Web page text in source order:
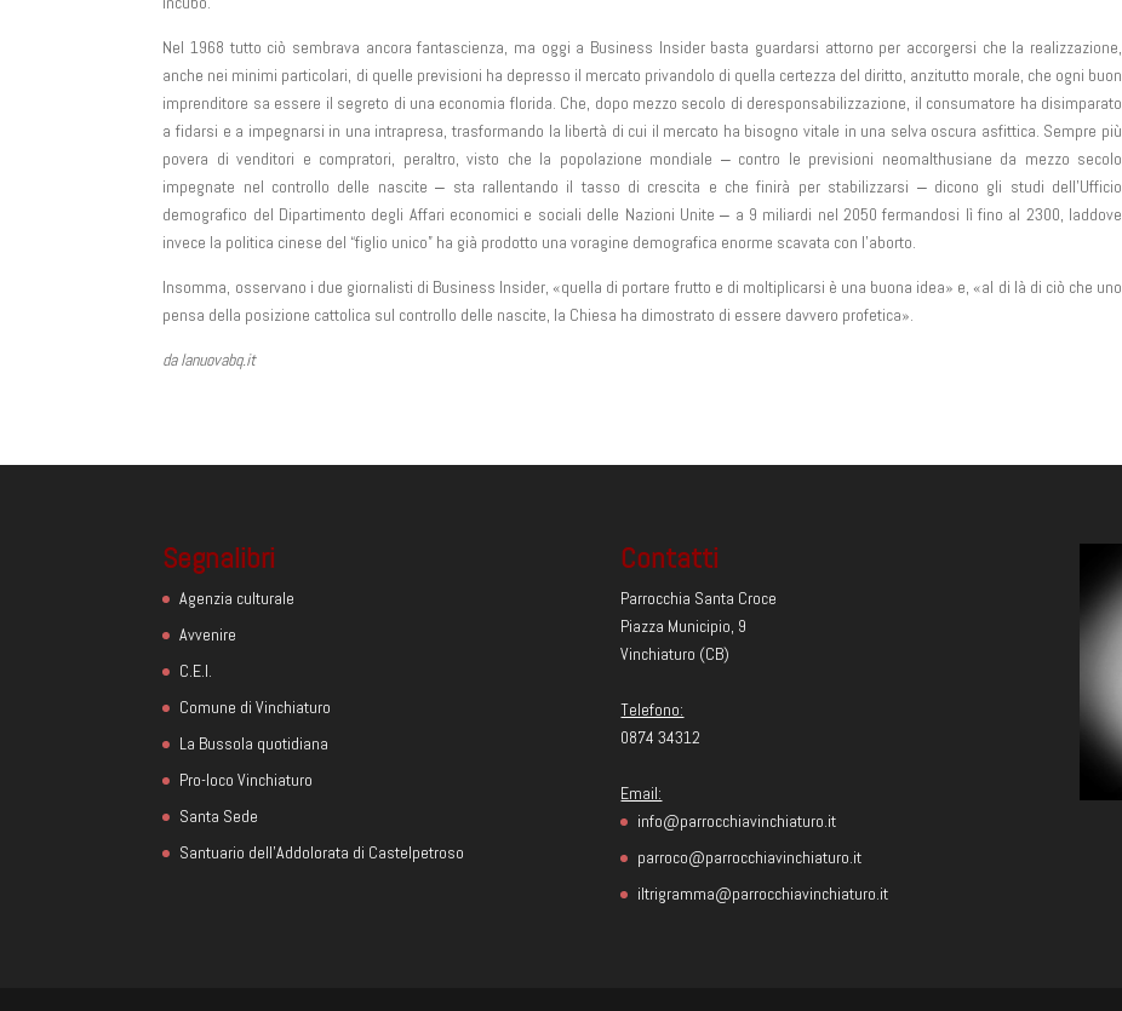
Nel 1968 tutto ciò sembrava ancora fantascienza, ma oggi a Business Insider basta guardarsi attorno per accorgersi che la realizzazione,
anche nei minimi particolari, di quelle previsioni ha depresso il mercato privandolo di quella certezza del diritto, anzitutto morale, che ogni buon
imprenditore sa essere il segreto di una economia florida. Che, dopo mezzo secolo di deresponsabilizzazione, il consumatore ha disimparato
a fidarsi e a impegnarsi in una intrapresa, trasformando la libertà di cui il mercato ha bisogno vitale in una selva oscura asfittica. Sempre più
povera di venditori e compratori, peraltro, visto che la popolazione mondiale ‒ contro le previsioni neomalthusiane da mezzo secolo
impegnate nel controllo delle nascite ‒ sta rallentando il tasso di crescita e che finirà per stabilizzarsi ‒ dicono gli studi dell’Ufficio
demografico del Dipartimento degli Affari economici e sociali delle Nazioni Unite ‒ a 9 miliardi nel 2050 fermandosi lì fino al 2300, laddove
invece la politica cinese del “figlio unico” ha già prodotto una voragine demografica enorme scavata con l’aborto.
Insomma, osservano i due giornalisti di Business Insider, «quella di portare frutto e di moltiplicarsi è una buona idea» e, «al di là di ciò che uno
pensa della posizione cattolica sul controllo delle nascite, la Chiesa ha dimostrato di essere davvero profetica».
da lanuovabq.it
Segnalibri
Agenzia culturale
Avvenire
C.E.I.
Comune di Vinchiaturo
La Bussola quotidiana
Pro-loco Vinchiaturo
Santa Sede
Santuario dell'Addolorata di Castelpetroso
Contatti
Parrocchia Santa Croce
Piazza Municipio, 9
Vinchiaturo (CB)
Telefono:
0874 34312
Email:
info@parrocchiavinchiaturo.it
parroco@parrocchiavinchiaturo.it
iltrigramma@parrocchiavinchiaturo.it